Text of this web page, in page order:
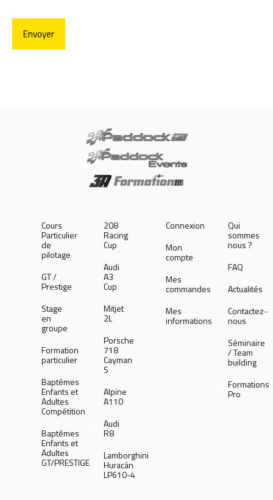
Cours
Particulier
de
pilotage
GT /
Prestige
Stage
en
groupe
Formation
particulier
Baptêmes
Enfants et
Adultes
Compétition
Baptêmes
Enfants et
Adultes
GT/PRESTIGE
208
Racing
Cup
Audi
A3
Cup
Mitjet
2L
Porsche
718
Cayman
S
Alpine
A110
Audi
R8
Lamborghini
Huracán
LP610-4
Connexion
Mon
compte
Mes
commandes
Mes
informations
Qui
sommes
nous ?
FAQ
Actualités
Contactez-
nous
Séminaire
/ Team
building
Formations
Pro